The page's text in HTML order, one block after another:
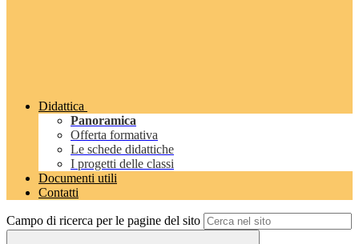
Didattica
Panoramica
Offerta formativa
Le schede didattiche
I progetti delle classi
Documenti utili
Contatti
Campo di ricerca per le pagine del sito